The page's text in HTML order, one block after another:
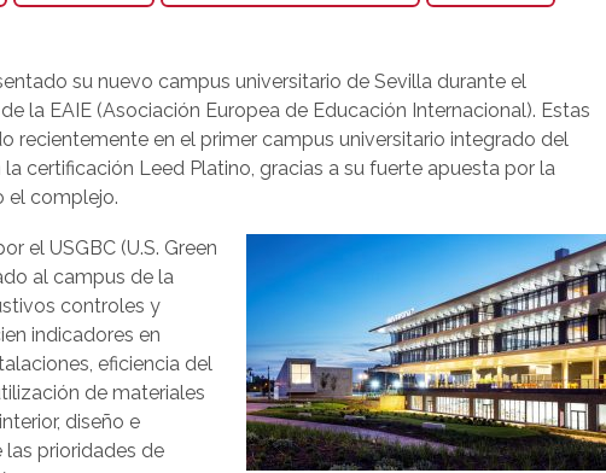
su nuevo campus universitario de Sevilla durante el
la EAIE (Asociación Europea de Educación Internacional). Estas
recientemente en el primer campus universitario integrado del
certificación Leed Platino, gracias a su fuerte apuesta por la
el complejo.
el USGBC (U.S. Green
al campus de la
controles y
indicadores en
eficiencia del
de materiales
diseño e
prioridades de